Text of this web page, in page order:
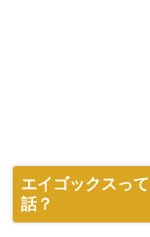
エイゴックスっ
話？